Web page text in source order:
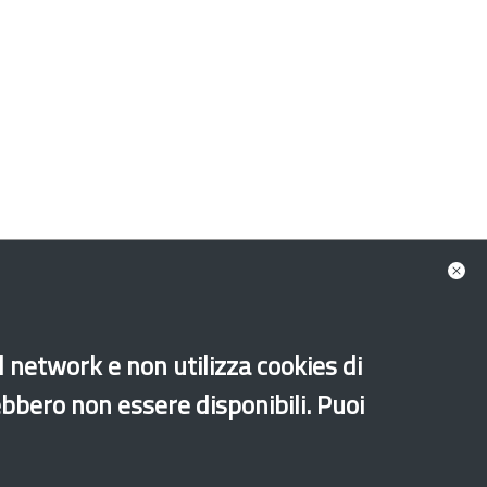
e non utilizza cookies di
non essere disponibili. Puoi